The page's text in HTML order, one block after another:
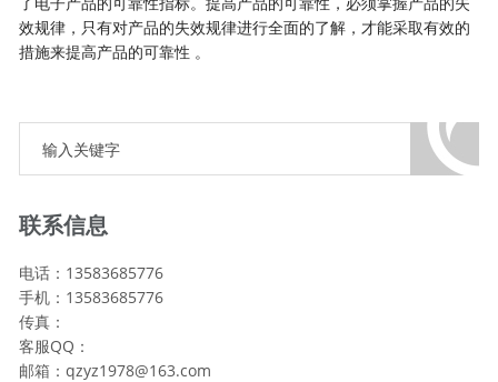
效规律，只有对产品的失效规律进行全面的了解，才能采取有效的
措施来提高产品的可靠性 。
联系信息
电话：13583685776
手机：13583685776
传真：
客服QQ：
邮箱：qzyz1978@163.com